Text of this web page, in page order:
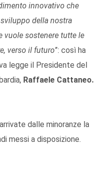
innovativo che
della nostra
vuole sostenere tutte le
verso il futuro”: così ha
legge il Presidente del
Raffaele Cattaneo.
dalle minoranze la
messi a disposizione.